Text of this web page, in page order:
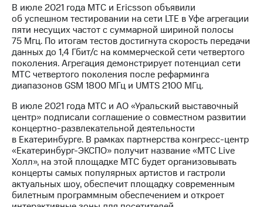
В июле 2021 года МТС и Ericsson объявили
об успешном тестировании на сети LTE в Уфе агрегации
пяти несущих частот с суммарной шириной полосы
75 Мгц. По итогам тестов достигнута скорость передачи
данных до 1,4 Гбит/с на коммерческой сети четвертого
поколения. Агрегация демонстрирует потенциал сети
МТС четвертого поколения после рефарминга
диапазонов GSM 1800 МГц и UMTS 2100 МГц.
В июле 2021 года МТС и АО «Уральский выставочный
центр» подписали соглашение о совместном развитии
концертно-развлекательной деятельности
в Екатеринбурге. В рамках партнерства конгресс-центр
«Екатеринбург-ЭКСПО» получит название «МТС Live
Холл», на этой площадке МТС будет организовывать
концерты самых популярных артистов и гастроли
актуальных шоу, обеспечит площадку современным
билетным программным обеспечением и откроет